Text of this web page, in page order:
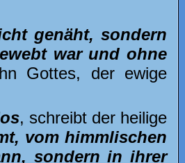
genäht, sondern
war und ohne
Gottes, der ewige
, schreibt der heilige
vom himmlischen
sondern in ihrer